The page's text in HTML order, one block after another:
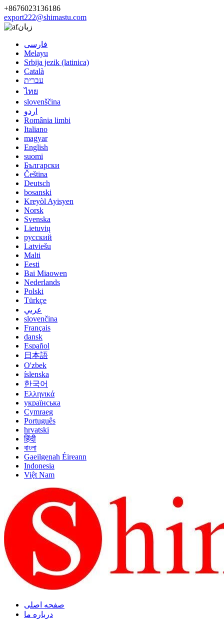
+8676023136186
export222@shimastu.com
زبان
فارسی
Melayu
Srbija jezik (latinica)
Català
עברית
ไทย
slovenščina
اردو
România limbi
Italiano
magyar
English
suomi
Български
Čeština
Deutsch
bosanski
Kreyòl Ayisyen
Norsk
Svenska
Lietuvių
русский
Latviešu
Malti
Eesti
Bai Miaowen
Nederlands
Polski
Türkçe
عربي
slovenčina
Français
dansk
Español
日本語
O'zbek
íslenska
한국어
Ελληνικά
українська
Cymraeg
Português
hrvatski
हिंदी
বাংলা
Gaeilgenah Éireann
Indonesia
Việt Nam
صفحه اصلی
درباره ما